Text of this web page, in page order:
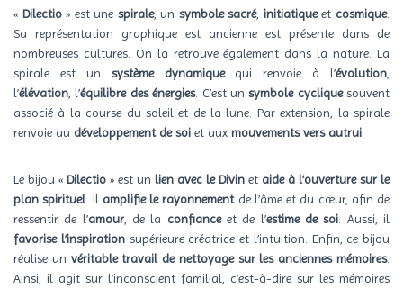
« Dilectio» est une spirale, un symbole sacré, initiatiqueet cosmique.
Sa représentation graphique est ancienne est présente dans de
nombreuses cultures. On la retrouve également dans la nature. La
spirale est un système dynamiquequi renvoie à l’évolution,
l’élévation, l’équilibre des énergies. C’est unsymbole cycliquesouvent
associé à la course du soleil et de la lune. Par extension, la spirale
renvoie au développement de soi et aux mouvements vers autrui.
Le bijou « Dilectio » est un lien avec le Divin et aide à l’ouverture sur le
plan spirituel. Il amplifie le rayonnementde l’âme et du cœur, afin de
ressentir de l’amour, de la confianceet de l’estime de soi. Aussi, il
favorise l’inspirationsupérieure créatrice et l’intuition. Enfin, ce bijou
réalise un véritable travail de nettoyage sur les anciennes mémoires.
Ainsi, il agit sur l’inconscient familial, c’est-à-dire sur les mémoires